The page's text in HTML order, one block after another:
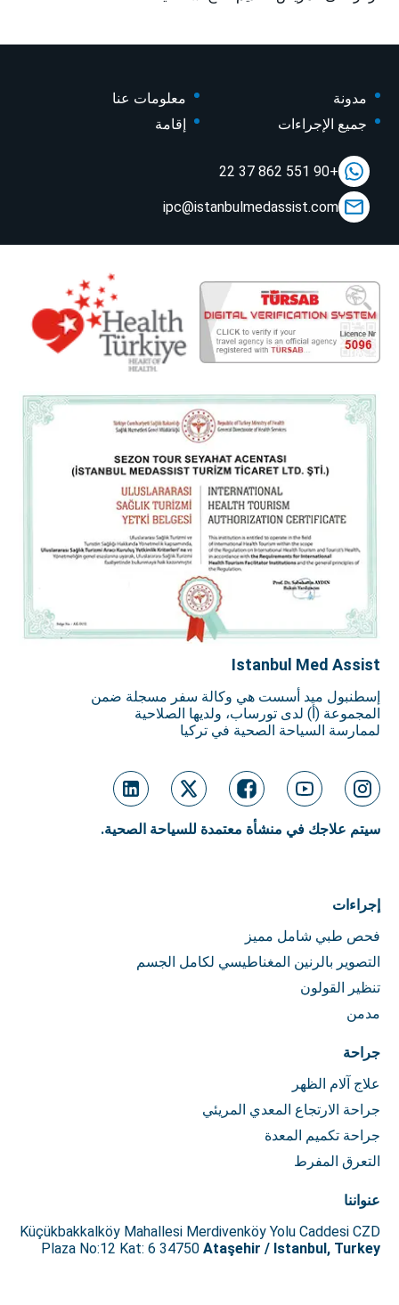
معلومات عنا
مدونة
إقامة
جميع الإجراءات
+90 551 862 37 22
ipc@istanbulmedassist.com
Istanbul Med Assist
إسطنبول ميد أسست هي وكالة سفر مسجلة ضمن
المجموعة (أ) لدى تورساب، ولديها الصلاحية
لممارسة السياحة الصحية في تركيا
سيتم علاجك في منشأة معتمدة للسياحة الصحية.
إجراءات
فحص طبي شامل مميز
التصوير بالرنين المغناطيسي لكامل الجسم
تنظير القولون
مدمن
جراحة
علاج آلام الظهر
جراحة الارتجاع المعدي المريئي
جراحة تكميم المعدة
التعرق المفرط
عنواننا
Küçükbakkalköy Mahallesi Merdivenköy Yolu Caddesi CZD
Plaza No:12 Kat: 6 34750Ataşehir / Istanbul, Turkey